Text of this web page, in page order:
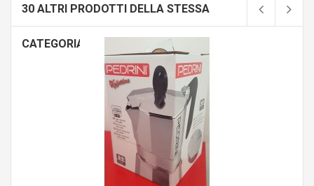
30 ALTRI PRODOTTI DELLA STESSA
CATEGORIA: